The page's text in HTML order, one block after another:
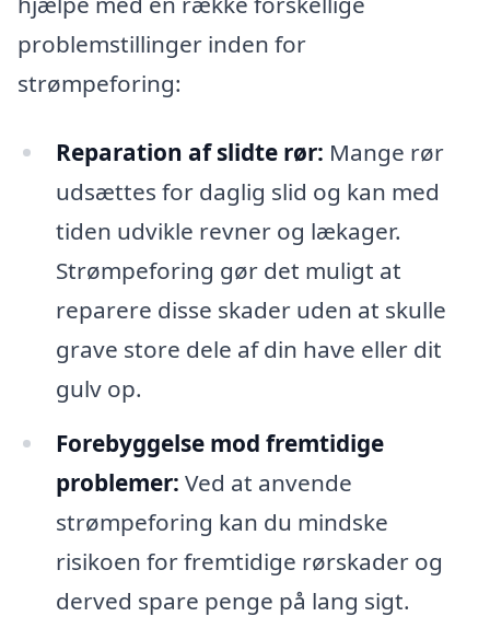
problemstillinger inden for
strømpeforing:
Reparation af slidte rør: Mange rør
udsættes for daglig slid og kan med
tiden udvikle revner og lækager.
Strømpeforing gør det muligt at
reparere disse skader uden at skulle
grave store dele af din have eller dit
gulv op.
Forebyggelse mod fremtidige
problemer: Ved at anvende
strømpeforing kan du mindske
risikoen for fremtidige rørskader og
derved spare penge på lang sigt.